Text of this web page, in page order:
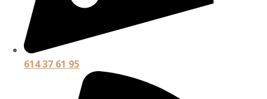
614 37 61 95